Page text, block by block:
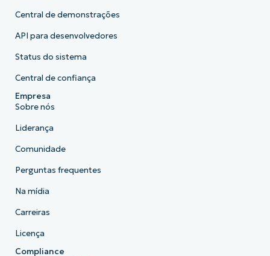
Central de demonstrações
API para desenvolvedores
Status do sistema
Central de confiança
Empresa
Sobre nós
Liderança
Comunidade
Perguntas frequentes
Na mídia
Carreiras
Licença
Compliance